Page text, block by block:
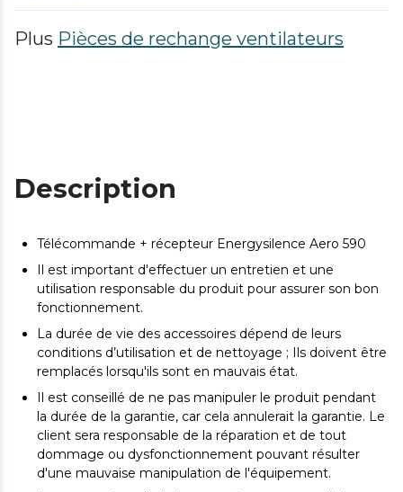
Plus Pièces de rechange ventilateurs
Description
Télécommande + récepteur Energysilence Aero 590
Il est important d'effectuer un entretien et une
utilisation responsable du produit pour assurer son bon
fonctionnement.
La durée de vie des accessoires dépend de leurs
conditions d’utilisation et de nettoyage ; Ils doivent être
remplacés lorsqu'ils sont en mauvais état.
Il est conseillé de ne pas manipuler le produit pendant
la durée de la garantie, car cela annulerait la garantie. Le
client sera responsable de la réparation et de tout
dommage ou dysfonctionnement pouvant résulter
d'une mauvaise manipulation de l'équipement.